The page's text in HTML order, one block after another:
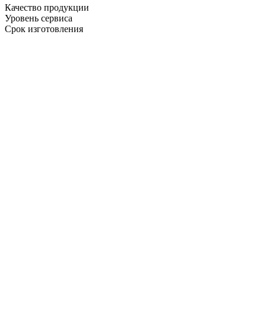
Качество продукции
Уровень сервиса
Срок изготовления